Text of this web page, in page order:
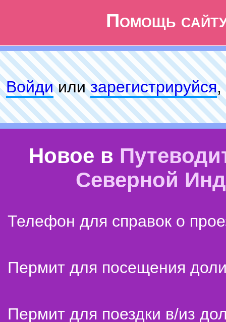
Помощь
Войдиилизарeгиcтpируйся,
Новое в
Северной
Телефон для справок о
Пермит для посещения
Пермит для поездки в/из